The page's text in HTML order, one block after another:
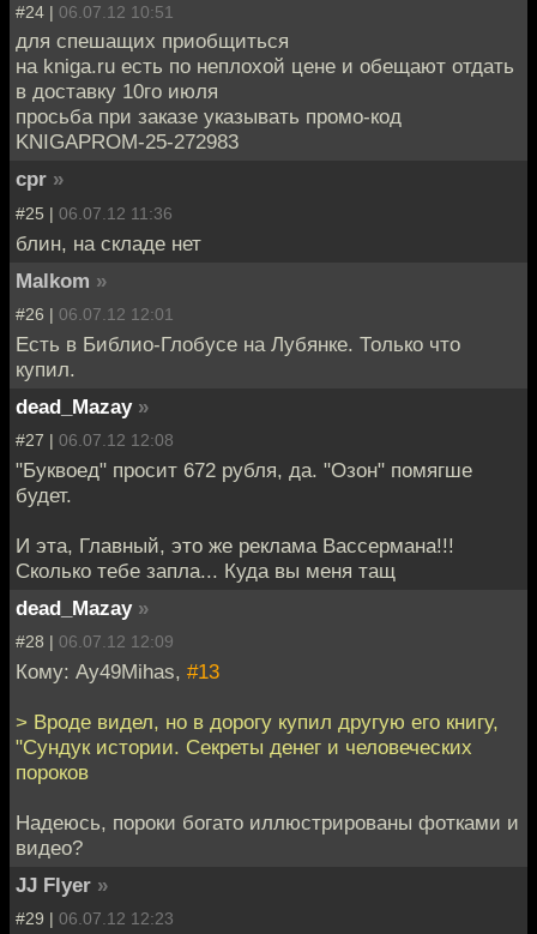
#24 | 06.07.12 10:51
для спешащих приобщиться
на kniga.ru есть по неплохой цене и обещают отдать
в доставку 10го июля
просьба при заказе указывать промо-код
KNIGAPROM-25-272983
cpr »
#25 | 06.07.12 11:36
блин, на складе нет
Malkom »
#26 | 06.07.12 12:01
Есть в Библио-Глобусе на Лубянке. Только что
купил.
dead_Mazay »
#27 | 06.07.12 12:08
"Буквоед" просит 672 рубля, да. "Озон" помягше
будет.
И эта, Главный, это же реклама Вассермана!!!
Сколько тебе запла... Куда вы меня тащ
dead_Mazay »
#28 | 06.07.12 12:09
Кому: Ay49Mihas, #13
> Вроде видел, но в дорогу купил другую его книгу,
"Сундук истории. Секреты денег и человеческих
пороков
Надеюсь, пороки богато иллюстрированы фотками и
видео?
JJ Flyer »
#29 | 06.07.12 12:23